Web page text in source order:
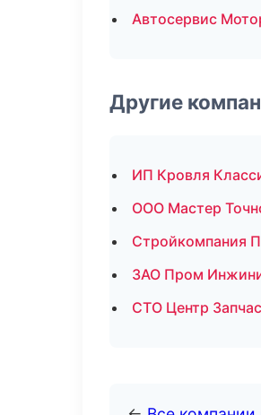
Автосервис
Другие
ИП Кровля
ООО Мастер
Стройкомпания
ЗАО Пром
СТО Центр